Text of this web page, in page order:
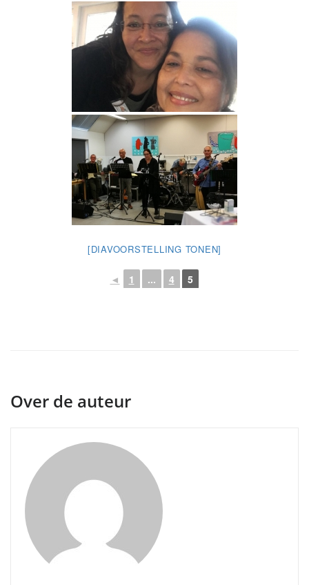
[DIAVOORSTELLING TONEN]
◄ 1 ... 4 5
Over de auteur